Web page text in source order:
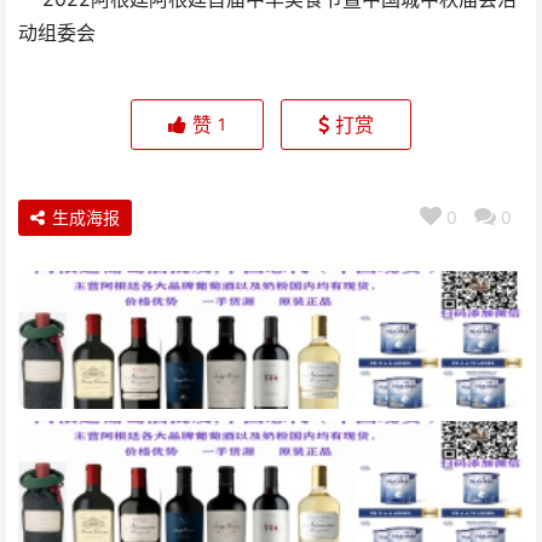
动组委会
赞 1 打赏
0 0
生成海报